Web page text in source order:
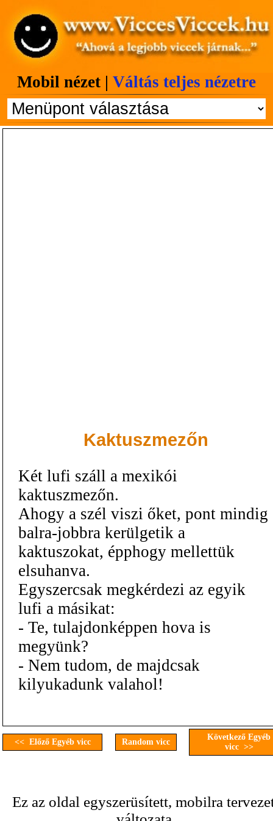
Mobil nézet | Váltás teljes nézetre
Kaktuszmezőn
Két lufi száll a mexikói
kaktuszmezőn.
Ahogy a szél viszi őket, pont mindig
balra-jobbra kerülgetik a
kaktuszokat, épphogy mellettük
elsuhanva.
Egyszercsak megkérdezi az egyik
lufi a másikat:
- Te, tulajdonképpen hova is
megyünk?
- Nem tudom, de majdcsak
kilyukadunk valahol!
<< Előző Egyéb vicc Random vicc
Következő Egyéb
vicc >>
Ez az oldal egyszerüsített, mobilra